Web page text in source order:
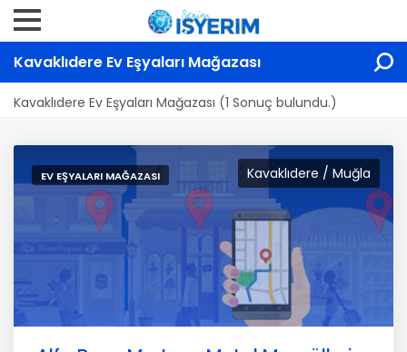
Kavaklıdere Ev Eşyaları Mağazası
Kavaklıdere Ev Eşyaları Mağazası (1 Sonuç bulundu.)
Kavaklıdere / Muğla
EV EŞYALARI MAĞAZASI